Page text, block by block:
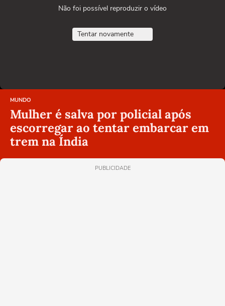
Não foi possível reproduzir o vídeo
Tentar novamente
MUNDO
Mulher é salva por policial após
escorregar ao tentar embarcar em
trem na Índia
PUBLICIDADE